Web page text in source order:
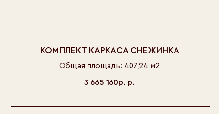
КОМПЛЕКТ КАРКАСА СНЕЖИНКА
Общая площадь: 407,24 м2
3 665 160р. р.